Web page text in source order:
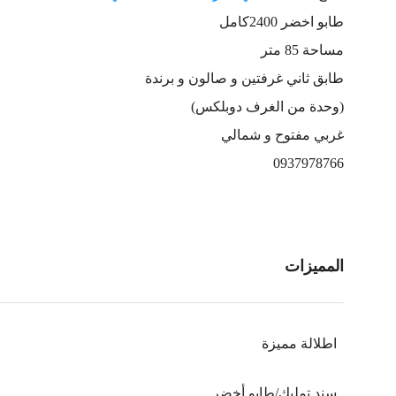
طابو اخضر 2400كامل
مساحة 85 متر
طابق ثاني غرفتين و صالون و برندة
(وحدة من الغرف دوبلكس)
غربي مفتوح و شمالي
0937978766
المميزات
اطلالة مميزة
سند تمليك/طابو أخضر